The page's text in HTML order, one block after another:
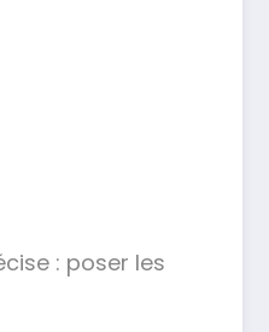
: poser les